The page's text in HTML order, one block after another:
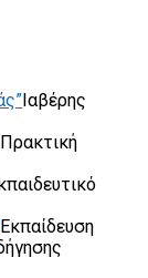
Ιαβέρης
Εκπαίδευση